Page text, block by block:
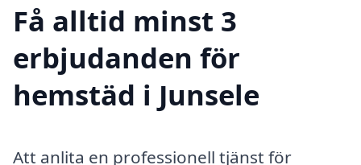
Få alltid minst 3
erbjudanden för
hemstäd i Junsele
Att anlita en professionell tjänst för